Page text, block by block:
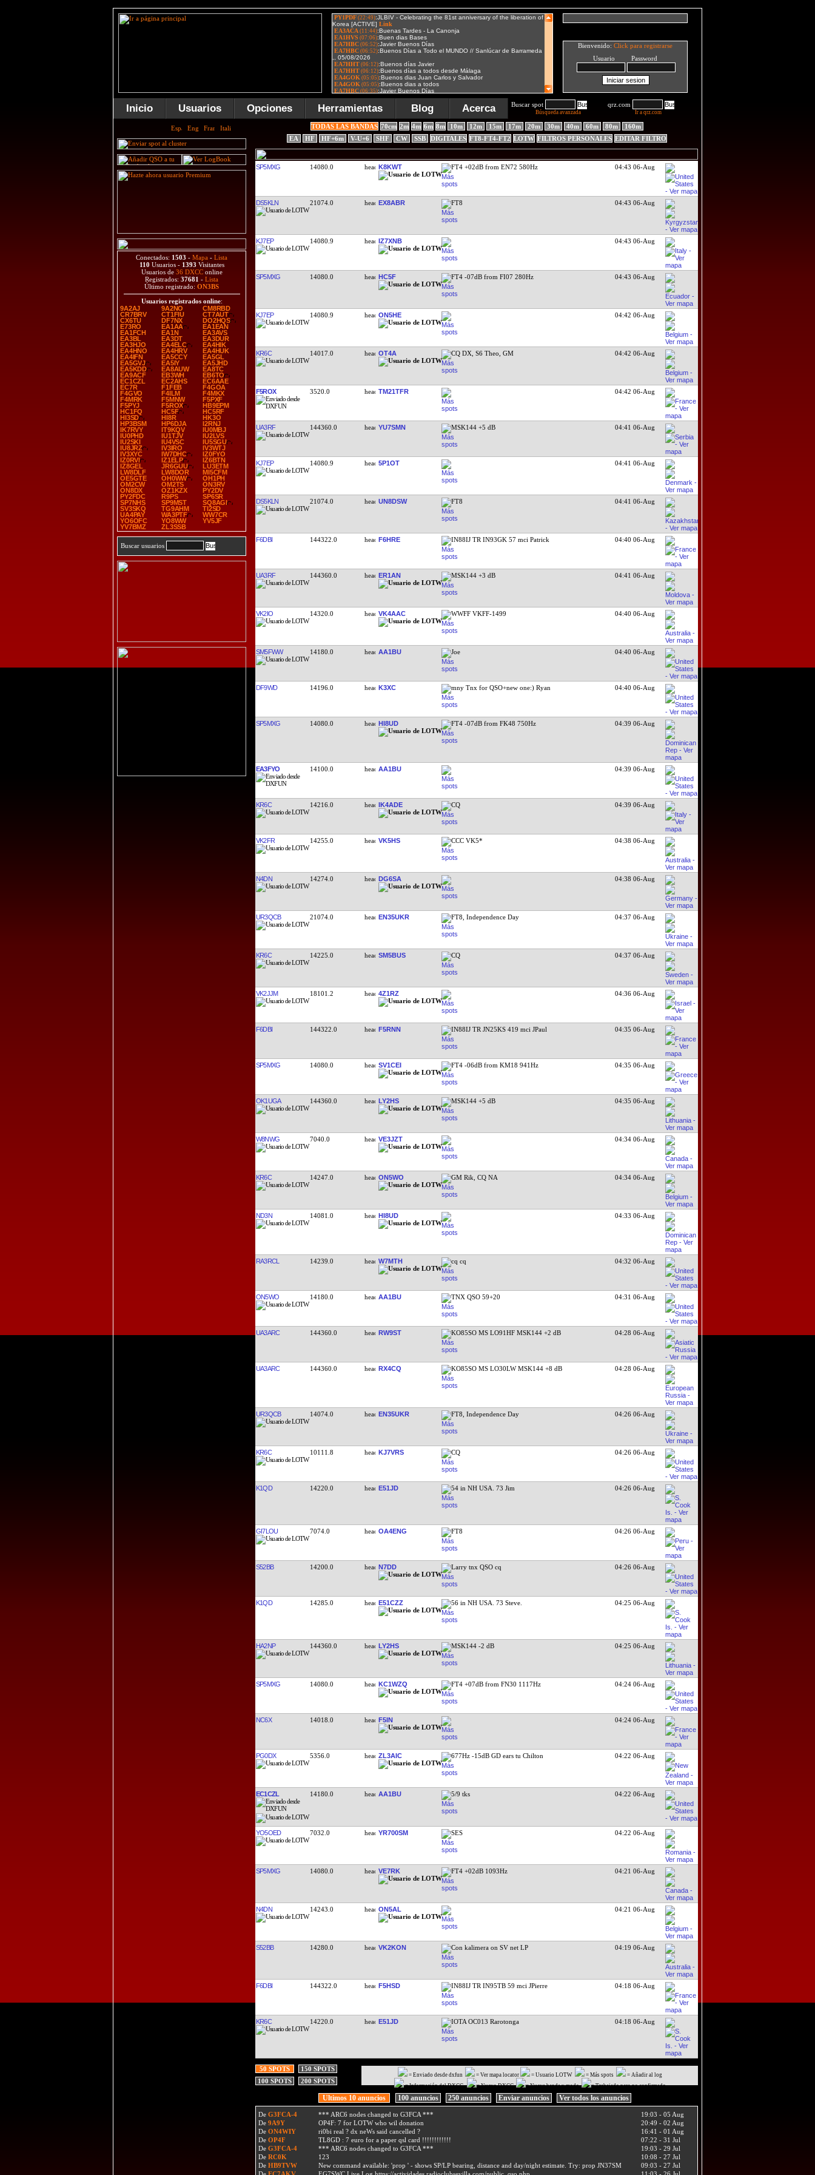
Bienvenido: Click para registrarse
Usuario Password
Inicio Usuarios Opciones Herramientas Blog Acerca Buscar spot
Búsqueda avanzada
qrz.com
Ir a qrz.com
Conectados: 1503 - Mapa - Lista
110 Usuarios - 1393 Visitantes
Usuarios de 36 DXCConline
Registrados: 37681 - Lista
Último registrado: ON3BS
Usuarios registrados online:
9A2AJ
9A2NO
CM8RBD
CR7BRV
CT1FIU
CT7AUT
CX6TU
DF7NX
DO2HQS
E73RO
EA1AA
EA1EAN
EA1FCH
EA1N
EA3AVS
EA3BL
EA3DT
EA3DUR
EA3HJO
EA4ELC
EA4HIK
EA4HNO
EA4HRV
EA4HUK
EA4IFN
EA5CCY
EA5GL
EA5GVJ
EA5IY
EA5JHD
EA5KDD
EA8AUW
EA8TC
EA9ACF
EB3WH
EB6TO
EC1CZL
EC2AHS
EC6AAE
EC7R
F1FEB
F4GOA
F4GVO
F4ILM
F4MKX
F4MRK
F5MNW
F5PXF
F5PYJ
F5ROX
HB9EPM
HC1FQ
HC5F
HC5RF
HI3SD
HI8R
HK3O
HP3BSM
HP6DJA
I2RNJ
IK7RVY
IT9KQV
IU0MBJ
IU0PHD
IU1TJV
IU2LVS
IU2SKI
IU4VSC
IU5SGU
IU8JRZ
IV3IRO
IV3WTJ
IV3XYC
IW7DHC
IZ0FYO
IZ0RVI
IZ1ELP
IZ6BTN
IZ8GEL
JR6GUU
LU3ETM
LW8DLF
LW8DOR
MI5CFM
OE5GTE
OH0WW
OH1PH
OM2CW
OM2TS
ON3RV
ON8DX
OZ1KZX
PY2DV
PY2FDC
R9PS
SP6SR
SP7NHS
SP9MST
SQ8AGI
SV3SKQ
TG9AHM
TI2SD
UA4PAY
WA3PTF
WW7CR
YO6OFC
YO8WW
YV5JF
YV7BMZ
ZL3SSB
Buscar usuarios
TODAS LAS BANDAS 70cm 2m 4m 6m 8m 10m 12m 15m 17m 20m 30m 40m 60m 80m
160m
EA
HF HF+6m V-U+6 SHF CW SSB DIGITALES FT8-FT4-FT2 LOTW FILTROS PERSONALES EDITAR FILTRO
SP5MXG 14080.0 K8KWT FT4 +02dB from EN72 580Hz 04:43 06-Aug
DS5KLN 21074.0 EX8ABR FT8 04:43 06-Aug
KJ7EP 14080.9 IZ7XNB 04:43 06-Aug
SP5MXG 14080.0 HC5F FT4 -07dB from FI07 280Hz 04:43 06-Aug
KJ7EP 14080.9 ON5HE 04:42 06-Aug
KR6C 14017.0 OT4A CQ DX, S6 Theo, GM 04:42 06-Aug
F5ROX 3520.0 TM21TFR 04:42 06-Aug
UA3RF 144360.0 YU7SMN MSK144 +5 dB 04:41 06-Aug
KJ7EP 14080.9 5P1OT 04:41 06-Aug
DS5KLN 21074.0 UN8DSW FT8 04:41 06-Aug
F6DBI 144322.0 F6HRE IN88IJ TR IN93GK 57 mci Patrick 04:40 06-Aug
UA3RF 144360.0 ER1AN MSK144 +3 dB 04:41 06-Aug
VK2IO 14320.0 VK4AAC WWFF VKFF-1499 04:40 06-Aug
SM5FWW 14180.0 AA1BU Joe 04:40 06-Aug
DF9WD 14196.0 K3XC mny Tnx for QSO+new one:) Ryan 04:40 06-Aug
SP5MXG 14080.0 HI8UD FT4 -07dB from FK48 750Hz 04:39 06-Aug
EA3FYO 14100.0 AA1BU 04:39 06-Aug
KR6C 14216.0 IK4ADE CQ 04:39 06-Aug
VK2FR 14255.0 VK5HS CCC VK5* 04:38 06-Aug
N4DN 14274.0 DG6SA 04:38 06-Aug
UR3QCB 21074.0 EN35UKR FT8, Independence Day 04:37 06-Aug
KR6C 14225.0 SM5BUS CQ 04:37 06-Aug
VK2JJM 18101.2 4Z1RZ 04:36 06-Aug
F6DBI 144322.0 F5RNN IN88IJ TR JN25KS 419 mci JPaul 04:35 06-Aug
SP5MXG 14080.0 SV1CEI FT4 -06dB from KM18 941Hz 04:35 06-Aug
OK1UGA 144360.0 LY2HS MSK144 +5 dB 04:35 06-Aug
W8NWG 7040.0 VE3JZT 04:34 06-Aug
KR6C 14247.0 ON5WO GM Rik, CQ NA 04:34 06-Aug
ND3N 14081.0 HI8UD 04:33 06-Aug
RA3RCL 14239.0 W7MTH cq cq 04:32 06-Aug
ON5WO 14180.0 AA1BU TNX QSO 59+20 04:31 06-Aug
UA3ARC 144360.0 RW9ST KO85SO MS LO91HF MSK144 +2 dB 04:28 06-Aug
UA3ARC 144360.0 RX4CQ KO85SO MS LO30LW MSK144 +8 dB 04:28 06-Aug
UR3QCB 14074.0 EN35UKR FT8, Independence Day 04:26 06-Aug
KR6C 10111.8 KJ7VRS CQ 04:26 06-Aug
K1QD 14220.0 E51JD 54 in NH USA. 73 Jim 04:26 06-Aug
GI7LOU 7074.0 OA4ENG FT8 04:26 06-Aug
S52BB 14200.0 N7DD Larry tnx QSO cq 04:26 06-Aug
K1QD 14285.0 E51CZZ 56 in NH USA. 73 Steve. 04:25 06-Aug
HA2NP 144360.0 LY2HS MSK144 -2 dB 04:25 06-Aug
SP5MXG 14080.0 KC1WZQ FT4 +07dB from FN30 1117Hz 04:24 06-Aug
NC6X 14018.0 F5IN 04:24 06-Aug
PG0DX 5356.0 ZL3AIC 677Hz -15dB GD ears tu Chilton 04:22 06-Aug
EC1CZL 14180.0 AA1BU 5/9 tks 04:22 06-Aug
YO5OED 7032.0 YR700SM SES 04:22 06-Aug
SP5MXG 14080.0 VE7RK FT4 +02dB 1093Hz 04:21 06-Aug
N4DN 14243.0 ON5AL 04:21 06-Aug
S52BB 14280.0 VK2KON Con kalimera on SV net LP 04:19 06-Aug
F6DBI 144322.0 F5HSD IN88IJ TR IN95TB 59 mci JPierre 04:18 06-Aug
KR6C 14220.0 E51JD IOTA OC013 Rarotonga 04:18 06-Aug
50 SPOTS
150 SPOTS
100 SPOTS
200 SPOTS
= Enviado desde dxfun = Ver mapa locator = Usuario LOTW = Más spots
= Añadir al log
= Información del DXCC
= Nuevo DXCC = Nueva banda y modo = Trabajado pero no confirmado
Ultimos 10 anuncios 100 anuncios 250 anuncios Enviar anuncios Ver todos los anuncios
De G3FCA-4 *** ARC6 nodes changed to G3FCA ***
19:03 - 05 Aug
De 9A9Y OP4F: 7 for LOTW who wil donation
20:49 - 02 Aug
De ON4WIY ri0bi real ? dx neWs said cancelled ?
16:41 - 01 Aug
De OP4F TL8GD : 7 euro for a paper qsl card !!!!!!!!!!!!
07:22 - 31 Jul
De G3FCA-4 *** ARC6 nodes changed to G3FCA ***
19:03 - 29 Jul
De RC0K 123
10:08 - 27 Jul
De HB9TVW New command available: 'prop ' - shows SP/LP bearing, distance and day/night estimate. Try: prop JN37SM
09:03 - 27 Jul